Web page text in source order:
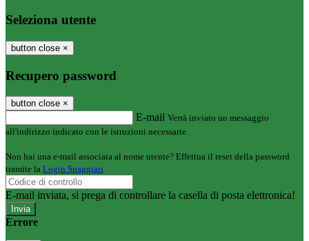
Seleziona utente
button close ×
Recupero password
button close ×
E-mail Verrà inviato un messaggio
all'indirizzo indicato con le istruzioni necessarie.
Non hai una e-mail associata al nome utente? Effettua il reset della password
tramite la Login Spaggiari
E-mail inviata, si prega di controllare la casella di posta elettronica!
Errore